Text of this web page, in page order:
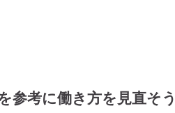
参考に働き方を見直そう